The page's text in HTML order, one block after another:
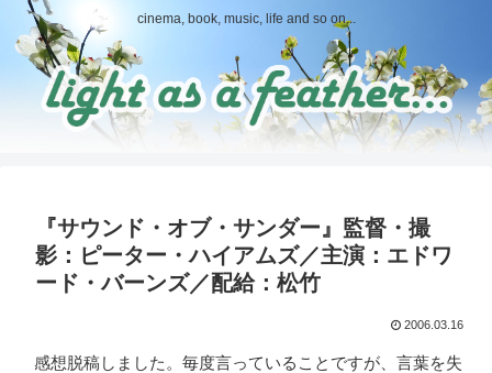
cinema, book, music, life and so on...
『サウンド・オブ・サンダー』監督・撮
影：ピーター・ハイアムズ／主演：エドワ
ード・バーンズ／配給：松竹
2006.03.16
感想脱稿しました。毎度言っていることですが、言葉を失